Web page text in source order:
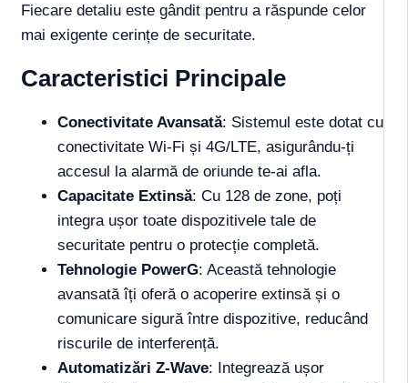
Fiecare detaliu este gândit pentru a răspunde celor
mai exigente cerințe de securitate.
Caracteristici Principale
Conectivitate Avansată: Sistemul este dotat cu
conectivitate Wi-Fi și 4G/LTE, asigurându-ți
accesul la alarmă de oriunde te-ai afla.
Capacitate Extinsă: Cu 128 de zone, poți
integra ușor toate dispozitivele tale de
securitate pentru o protecție completă.
Tehnologie PowerG: Această tehnologie
avansată îți oferă o acoperire extinsă și o
comunicare sigură între dispozitive, reducând
riscurile de interferență.
Automatizări Z-Wave: Integrează ușor